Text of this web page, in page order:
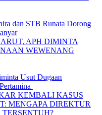
dan STB Runata Dorong
Usut Dugaan